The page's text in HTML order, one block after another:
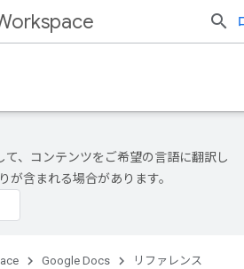
て、コンテンツをご希望の言語に翻訳し
が含まれる場合があります。
Google Docs リファレンス